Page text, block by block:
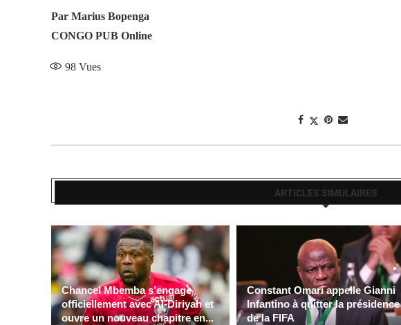
Par Marius Bopenga
CONGO PUB Online
98 Vues
ARTICLES SIMULAIRES
Chancel Mbemba s’engage
officiellement avec Al-Diriyah et
ouvre un nouveau chapitre en...
Constant Omari appelle Gianni
Infantino à quitter la présidence
de la FIFA